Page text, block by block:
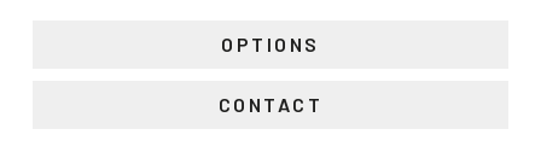
OPTIONS
CONTACT